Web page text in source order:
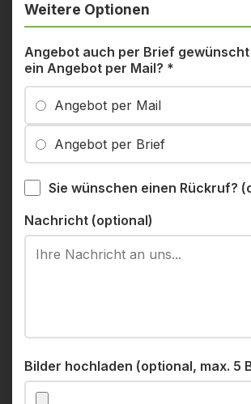
Weitere Optionen
Angebot auch per Brief
ein Angebot per Mail? *
Angebot per Mail
Angebot per Brief
Sie wünschen einen Rückruf?
Nachricht (optional)
Bilder hochladen (optional, max. 5